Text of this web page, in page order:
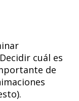
cuál es
de